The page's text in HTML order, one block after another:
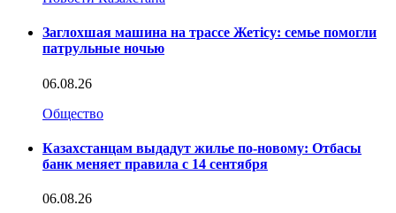
Заглохшая машина на трассе Жетісу: семье помогли
патрульные ночью
06.08.26
Общество
Казахстанцам выдадут жилье по-новому: Отбасы
банк меняет правила с 14 сентября
06.08.26